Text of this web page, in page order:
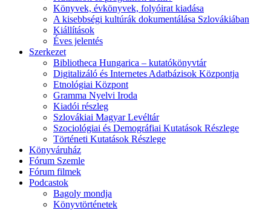
Könyvek, évkönyvek, folyóirat kiadása
A kisebbségi kultúrák dokumentálása Szlovákiában
Kiállítások
Éves jelentés
Szerkezet
Bibliotheca Hungarica – kutatókönyvtár
Digitalizáló és Internetes Adatbázisok Központja
Etnológiai Központ
Gramma Nyelvi Iroda
Kiadói részleg
Szlovákiai Magyar Levéltár
Szociológiai és Demográfiai Kutatások Részlege
Történeti Kutatások Részlege
Könyváruház
Fórum Szemle
Fórum filmek
Podcastok
Bagoly mondja
Könyvtörténetek